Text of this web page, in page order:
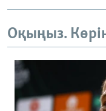
Оқыңыз.